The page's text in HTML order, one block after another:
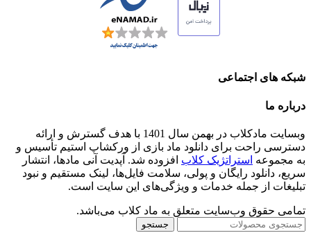
شبکه های اجتماعی
درباره ما
وبسایت مادکلاب در بهمن سال 1401 با هدف گسترش و ارائه
دسترسی راحت برای دانلود ماد بازی از ورکشاپ استیم تأسیس و
به مجموعه استراتژیک کلاب افزوده شد. آپدیت آنی مادها، انتشار
سریع، دانلود رایگان و پولی، سلامت فایل‌ها، لینک مستقیم و نبود
تبلیغات از جمله خدمات و ویژگی‌های این سایت است.
تمامی حقوق وب‌سایت متعلق به ماد کلاب می‌باشد.
جستجو